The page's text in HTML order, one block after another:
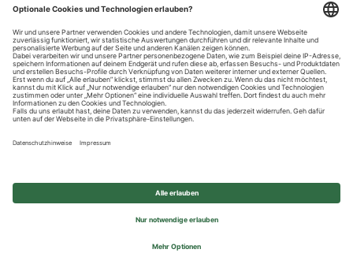
Datenschutzhinweise
Impressum
Privatsphäre-Einstellungen
© 2026 REWE Group - All rights reserved